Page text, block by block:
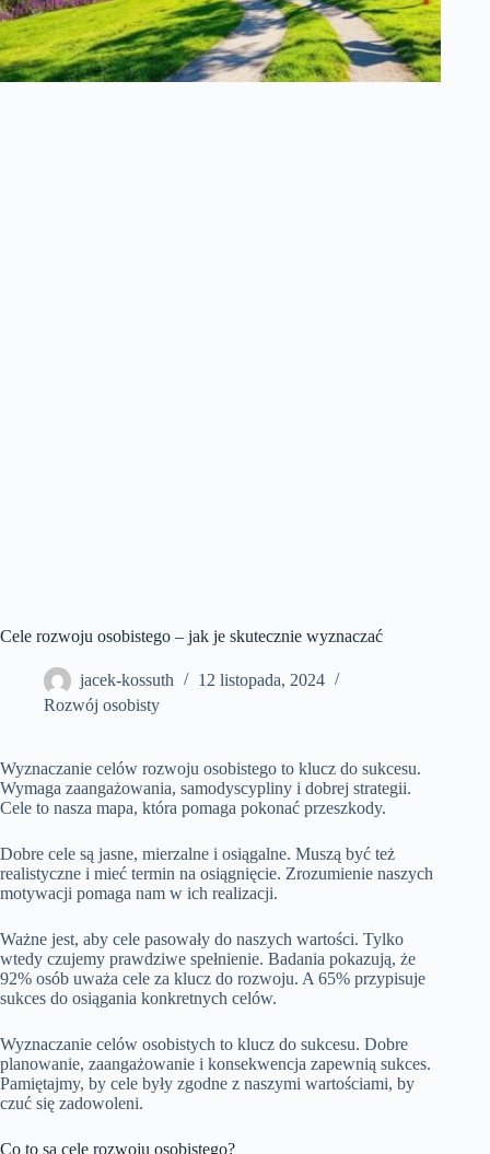
Cele rozwoju osobistego – jak je skutecznie wyznaczać
jacek-kossuth
12 listopada, 2024
Rozwój osobisty
Wyznaczanie celów rozwoju osobistego to klucz do sukcesu.
Wymaga zaangażowania, samodyscypliny i dobrej strategii.
Cele to nasza mapa, która pomaga pokonać przeszkody.
Dobre cele są jasne, mierzalne i osiągalne. Muszą być też
realistyczne i mieć termin na osiągnięcie. Zrozumienie naszych
motywacji pomaga nam w ich realizacji.
Ważne jest, aby cele pasowały do naszych wartości. Tylko
wtedy czujemy prawdziwe spełnienie. Badania pokazują, że
92% osób uważa cele za klucz do rozwoju. A 65% przypisuje
sukces do osiągania konkretnych celów.
Wyznaczanie celów osobistych to klucz do sukcesu. Dobre
planowanie, zaangażowanie i konsekwencja zapewnią sukces.
Pamiętajmy, by cele były zgodne z naszymi wartościami, by
czuć się zadowoleni.
Co to są cele rozwoju osobistego?